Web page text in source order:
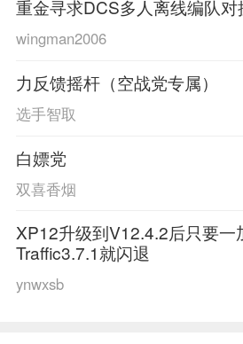
重金寻求DCS多人离线编队
wingman2006
力反馈摇杆（空战党专属）
选手智取
白嫖党
双喜香烟
XP12升级到V12.4.2后只要一
Traffic3.7.1就闪退
ynwxsb